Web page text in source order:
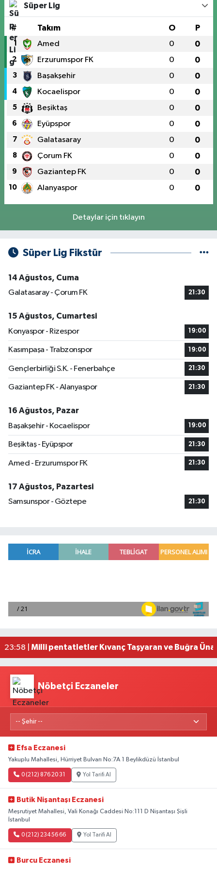
Süper Lig
# Takım O P
1 Amed 0 0
2 Erzurumspor FK 0 0
3 Başakşehir 0 0
4 Kocaelispor 0 0
5 Beşiktaş 0 0
6 Eyüpspor 0 0
7 Galatasaray 0 0
8 Çorum FK 0 0
9 Gaziantep FK 0 0
10 Alanyaspor 0 0
Detaylar için tıklayın
Süper Lig Fikstür
14 Ağustos, Cuma
Galatasaray - Çorum FK
21:30
15 Ağustos, Cumartesi
Konyaspor - Rizespor
19:00
Kasımpaşa - Trabzonspor 19:00
Gençlerbirliği S.K. - Fenerbahçe 21:30
Gaziantep FK - Alanyaspor 21:30
16 Ağustos, Pazar
Başakşehir - Kocaelispor
19:00
Beşiktaş - Eyüpspor 21:30
Amed - Erzurumspor FK 21:30
17 Ağustos, Pazartesi
Samsunspor - Göztepe
21:30
00:39 |
Mersin'de uyuşturucu operasyonunda 190
23:58 | Milli pentatletler Kıvanç Taşyaran ve Buğra
Nöbetçi Eczaneler
Efsa Eczanesi
Yakuplu Mahallesi, Hürriyet Bulvarı No:7A 1 Beylikdüzü İstanbul
0 (212) 876 20 31 Yol Tarifi Al
Butik Nişantaşı Eczanesi
Meşrutiyet Mahallesi, Vali Konağı Caddesi No:111 D Nişantaşı Şişli
İstanbul
0 (212) 234 56 66 Yol Tarifi Al
Burcu Eczanesi